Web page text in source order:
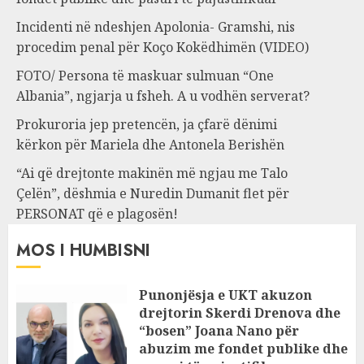
Incidenti në ndeshjen Apolonia- Gramshi, nis
procedim penal për Koço Kokëdhimën (VIDEO)
FOTO/ Persona të maskuar sulmuan “One
Albania”, ngjarja u fsheh. A u vodhën serverat?
Prokuroria jep pretencën, ja çfarë dënimi
kërkon për Mariela dhe Antonela Berishën
“Ai që drejtonte makinën më ngjau me Talo
Çelën”, dëshmia e Nuredin Dumanit flet për
PERSONAT që e plagosën!
MOS I HUMBISNI
Punonjësja e UKT akuzon
drejtorin Skerdi Drenova dhe
“bosen” Joana Nano për
abuzim me fondet publike dhe